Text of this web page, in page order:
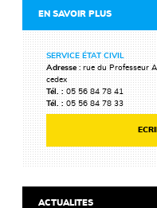
EN SAVOIR PLUS
SERVICE ÉTAT CIVIL
Adresse : rue du Professeur
cedex
Tél. :05 56 84 78 41
Tél. :05 56 84 78 33
ACTUALITES